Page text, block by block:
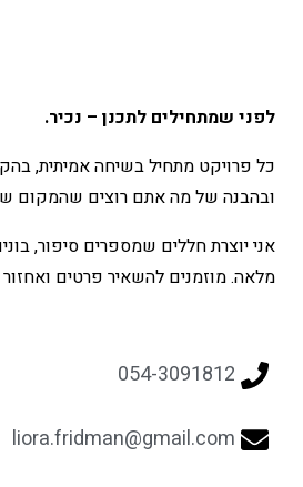
לפני שמתחילים לתכנן – נכיר.
כל פרויקט מתחיל בשיחה אמיתית,
ובהבנה של מה אתם רוצים שהמקום
אני יוצרת חללים שמספרים סיפור,
מלאה. מוזמנים להשאיר פרטים
054-3091812
liora.fridman@gmail.com